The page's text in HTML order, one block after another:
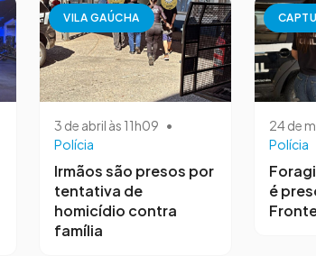
VILA GAÚCHA
3 de abril às 11h09 •
Polícia
Irmãos são presos por
tentativa de
homicídio contra
família
24 de
Polícia
é